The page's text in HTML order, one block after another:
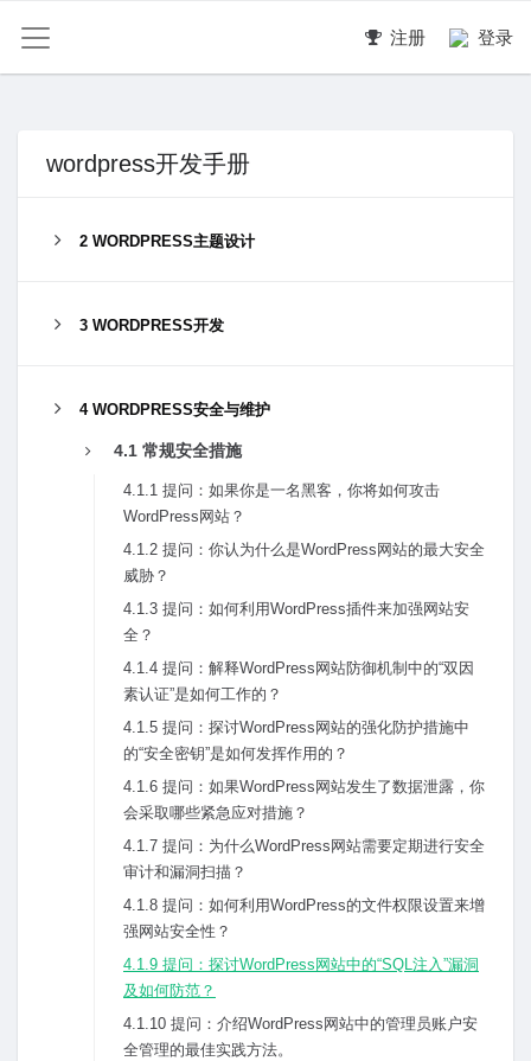
注册 登录
wordpress开发手册
2 WORDPRESS主题设计
3 WORDPRESS开发
4 WORDPRESS安全与维护
4.1 常规安全措施
4.1.1 提问：如果你是⼀名⿊客，你将如何攻击
WordPress⽹站？
4.1.2 提问：你认为什么是WordPress⽹站的最⼤安全
威胁？
4.1.3 提问：如何利⽤WordPress插件来加强⽹站安
全？
4.1.4 提问：解释WordPress⽹站防御机制中的“双因
素认证”是如何⼯作的？
4.1.5 提问：探讨WordPress⽹站的强化防护措施中
的“安全密钥”是如何发挥作⽤的？
4.1.6 提问：如果WordPress⽹站发⽣了数据泄露，你
会采取哪些紧急应对措施？
4.1.7 提问：为什么WordPress⽹站需要定期进⾏安全
审计和漏洞扫描？
4.1.8 提问：如何利⽤WordPress的⽂件权限设置来增
强⽹站安全性？
4.1.9 提问：探讨WordPress⽹站中的“SQL注⼊”漏洞
及如何防范？
4.1.10 提问：介绍WordPress⽹站中的管理员账户安
全管理的最佳实践⽅法。